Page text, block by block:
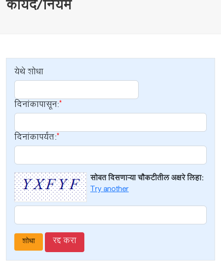
कायदे/नियम
येथे शोधा
दिनांकापासून:
दिनांकापर्यंत:
सोबत दिसणाऱ्या चौकटीतील अक्षरे लिहा:
Try another
रद्द करा